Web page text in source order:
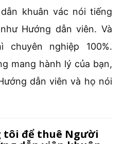
khuân vác nói tiếng
Hướng dẫn viên. Và
chuyên nghiệp 100%.
mang hành lý của bạn,
dẫn viên và họ nói
tôi để thuê Người